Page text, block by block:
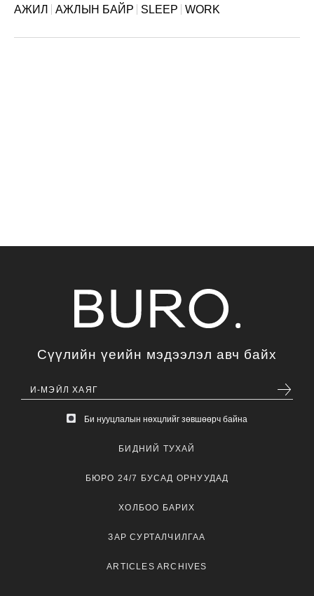
АЖИЛ АЖЛЫН БАЙР SLEEP WORK
Сүүлийн үеийн мэдээлэл авч байх
Би нууцлалын нөхцлийг зөвшөөрч байна
БИДНИЙ ТУХАЙ
БЮРО 24/7 БУСАД ОРНУУДАД
ХОЛБОО БАРИХ
ЗАР СУРТАЛЧИЛГАА
ARTICLES ARCHIVES